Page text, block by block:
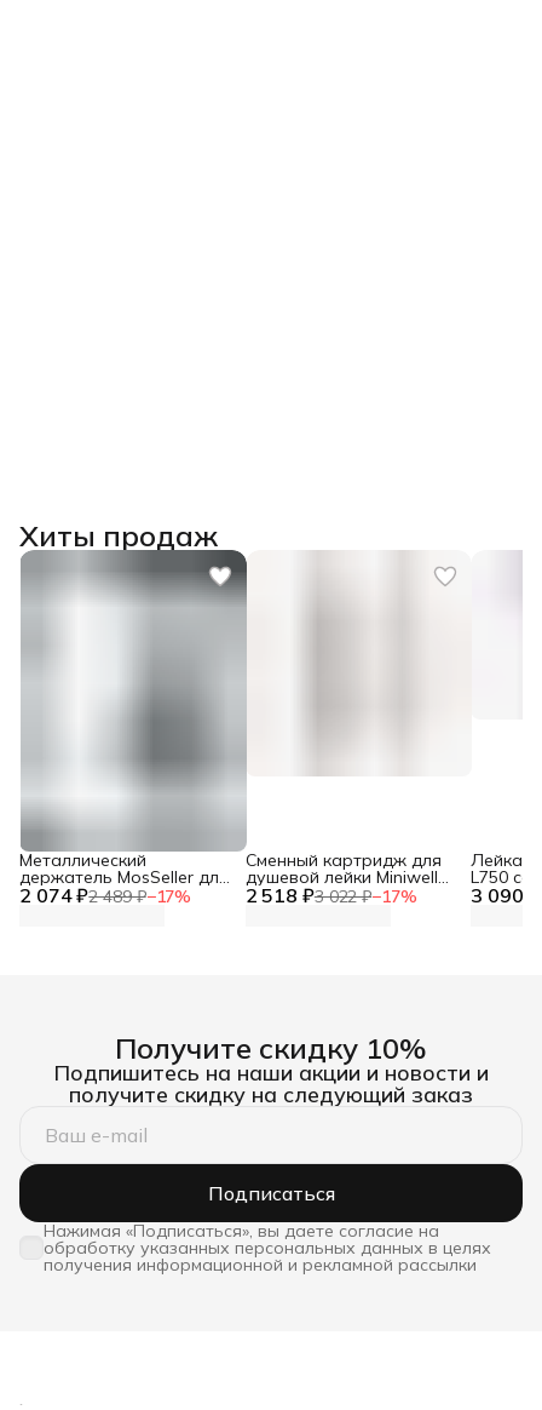
Хиты продаж
2 074 ₽2 489 ₽−17%
Металлический
держатель MosSeller для
смартфона с 2 518 ₽3 022 ₽−17%
Сменный картридж для
душевой лейки Miniwell
L750, угольный 3 090 ₽
Лейка
L750 со
Получите скидку 10%
Подпишитесь на наши акции и новости и
получите скидку на следующий заказ
Подписаться
Нажимая «Подписаться», вы даете согласие на
обработку указанных персональных данных в целях
получения информационной и рекламной рассылки